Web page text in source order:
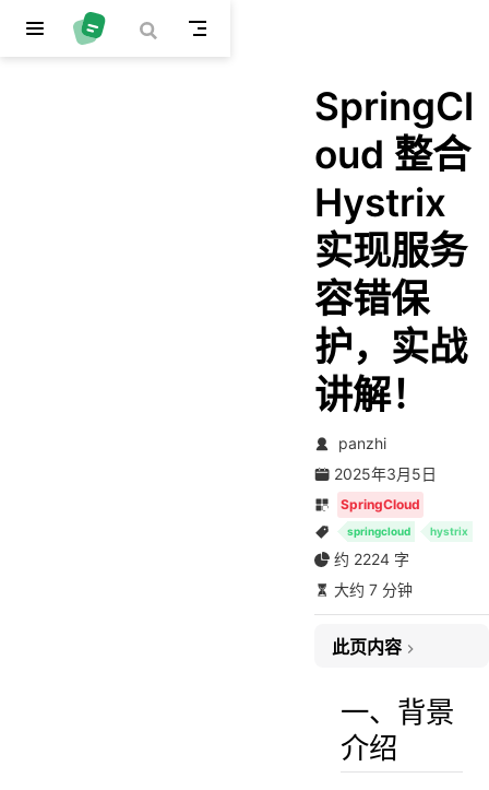
跳至主要內容
SpringCl
oud 整合
Hystrix
实现服务
容错保
护，实战
讲解！
panzhi
2025年3月5日
SpringCloud
springcloud hystrix
约 2224 字
大约 7 分钟
此页内容
一、背景介绍
三、方案实践
一、背景
介绍